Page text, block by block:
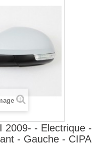
2009- - Electrique -
- Gauche - CIPA